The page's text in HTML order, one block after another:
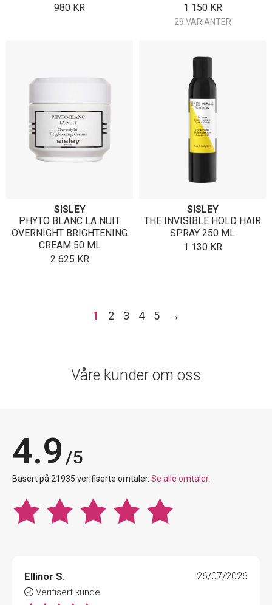
980 KR
1 150 KR
29 VARIANTER
SISLEY
PHYTO BLANC LA NUIT
OVERNIGHT BRIGHTENING
CREAM 50 ML
2 625 KR
SISLEY
THE INVISIBLE HOLD HAIR
SPRAY 250 ML
1 130 KR
1 2 3 4 5 →
Våre kunder om oss
4.9 /5
Basert på 21935 verifiserte omtaler. Se alle omtaler.
Ellinor S.
Verifisert kunde
26/07/2026